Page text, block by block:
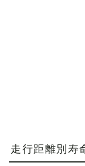
走行距離別寿